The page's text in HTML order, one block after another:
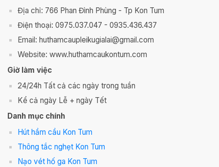
Địa chỉ: 766 Phan Đình Phùng - Tp Kon Tum
Điện thoại: 0975.037.047 - 0935.436.437
Email: huthamcaupleikugialai@gmail.com
Website: www.huthamcaukontum.com
Giờ làm việc
24/24h Tất cả các ngày trong tuần
Kể cả ngày Lễ + ngày Tết
Danh mục chính
Hút hầm cầu Kon Tum
Thông tắc nghẹt Kon Tum
Nạo vét hố ga Kon Tum